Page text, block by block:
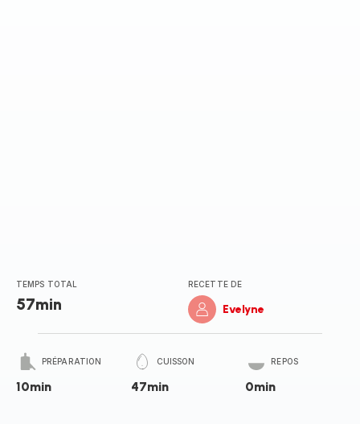
TEMPS TOTAL
57min
RECETTE DE
Evelyne
PRÉPARATION
10min
CUISSON
47min
REPOS
0min